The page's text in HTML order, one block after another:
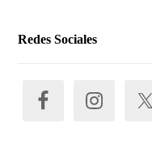
Redes Sociales